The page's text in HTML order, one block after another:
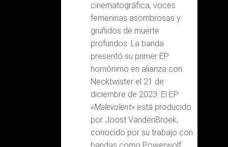
cinematográfica, voces
femeninas asombrosas y
gruñidos de muerte
profundos. La banda
presentó su primer EP
homónimo en alianza con
Necktwister el 21 de
diciembre de 2023. El EP
«Malevolent»está producido
por Joost VandenBroek,
conocido por su trabajo con